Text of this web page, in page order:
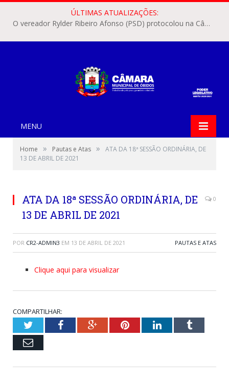
ÚLTIMAS ATUALIZAÇÕES:
O vereador Rylder Ribeiro Afonso (PSD) protocolou na Câmara Municipal de Óbidos o Requerimento nº 346/2026.
MENU
Home » Pautas e Atas »
ATA DA 18ª SESSÃO ORDINÁRIA, DE
13 DE ABRIL DE 2021
ATA DA 18ª SESSÃO ORDINÁRIA, DE
13 DE ABRIL DE 2021
0
POR CR2-ADMIN3 EM 13 DE ABRIL DE 2021 PAUTAS E ATAS
Clique aqui para visualizar
COMPARTILHAR:
TwitterFacebookGoogle+PinterestLinkedInTumblr
Email